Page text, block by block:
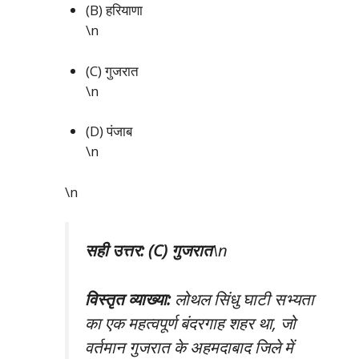
(B) हरियाणा
\n
(C) गुजरात
\n
(D) पंजाब
\n
\n
सही उत्तर: (C) गुजरात\n
विस्तृत व्याख्या:लोथल सिंधु घाटी सभ्यता
का एक महत्वपूर्ण बंदरगाह शहर था, जो
वर्तमान गुजरात के अहमदाबाद जिले में